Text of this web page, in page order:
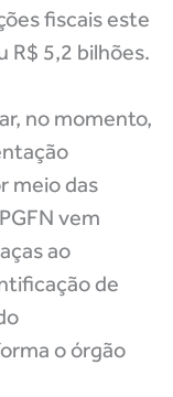
fiscais este
R$ 5,2 bilhões.
no momento,
meio das
vem
ao
de
o órgão